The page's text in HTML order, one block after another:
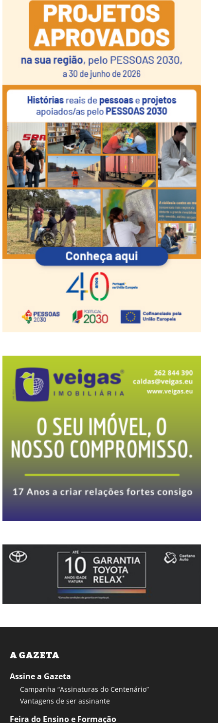
A GAZETA
Assine a Gazeta
Campanha “Assinaturas do Centenário”
Vantagens de ser assinante
Feira do Ensino e Formação